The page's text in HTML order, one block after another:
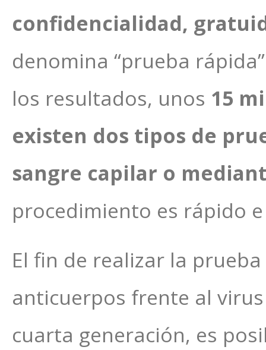
confidencialidad,
denomina “prueba
los resultados, unos 15
existen dos tipos de
sangre capilar o
procedimiento es rápido
El fin de realizar la
anticuerpos frente al
cuarta generación, es